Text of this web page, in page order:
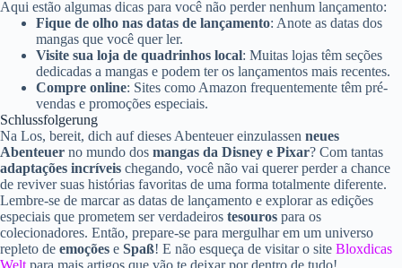
Aqui estão algumas dicas para você não perder nenhum lançamento:
Fique de olho nas datas de lançamento: Anote as datas dos
mangas que você quer ler.
Visite sua loja de quadrinhos local: Muitas lojas têm seções
dedicadas a mangas e podem ter os lançamentos mais recentes.
Compre online: Sites como Amazon frequentemente têm pré-
vendas e promoções especiais.
Schlussfolgerung
Na Los, bereit, dich auf dieses Abenteuer einzulassen neues
Abenteuer no mundo dos mangas da Disney e Pixar? Com tantas
adaptações incríveis chegando, você não vai querer perder a chance
de reviver suas histórias favoritas de uma forma totalmente diferente.
Lembre-se de marcar as datas de lançamento e explorar as edições
especiais que prometem ser verdadeiros tesouros para os
colecionadores. Então, prepare-se para mergulhar em um universo
repleto de emoções e Spaß! E não esqueça de visitar o site Bloxdicas